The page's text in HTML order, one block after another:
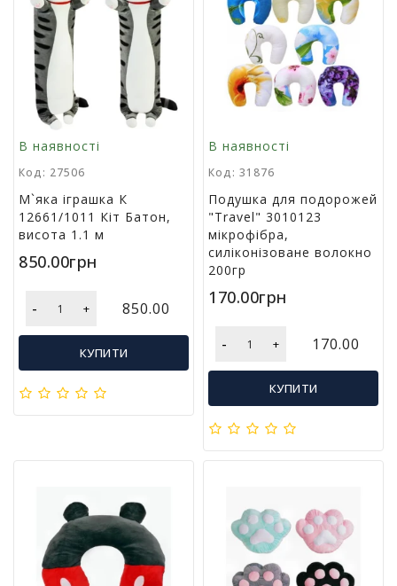
А
к
ц
й
н
а
В наявності
Код: 27506
М`яка іграшка К
12661/1011 Кіт Батон,
висота 1.1 м
850.00грн
- + 850.00
КУПИТИ
В наявності
Код: 31876
Подушка для подорожей
"Travel" 3010123
мікрофібра,
силіконізоване волокно
200гр
170.00грн
- + 170.00
КУПИТИ